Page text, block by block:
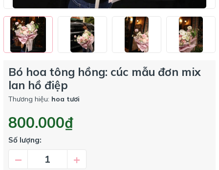
Bó hoa tông hồng: cúc mẫu đơn mix
lan hồ điệp
Thương hiệu: hoa tươi
800.000₫
Số lượng:
– +